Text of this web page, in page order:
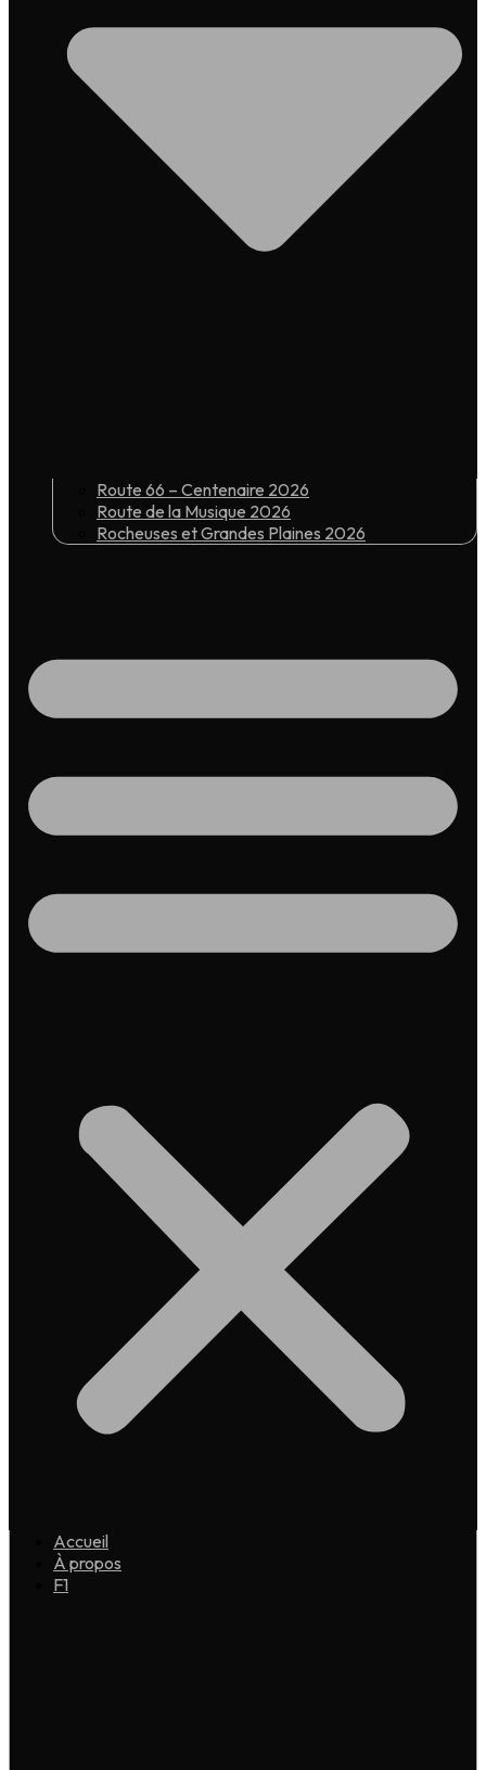
Route 66 – Centenaire 2026
Route de la Musique 2026
Rocheuses et Grandes Plaines 2026
Accueil
À propos
F1